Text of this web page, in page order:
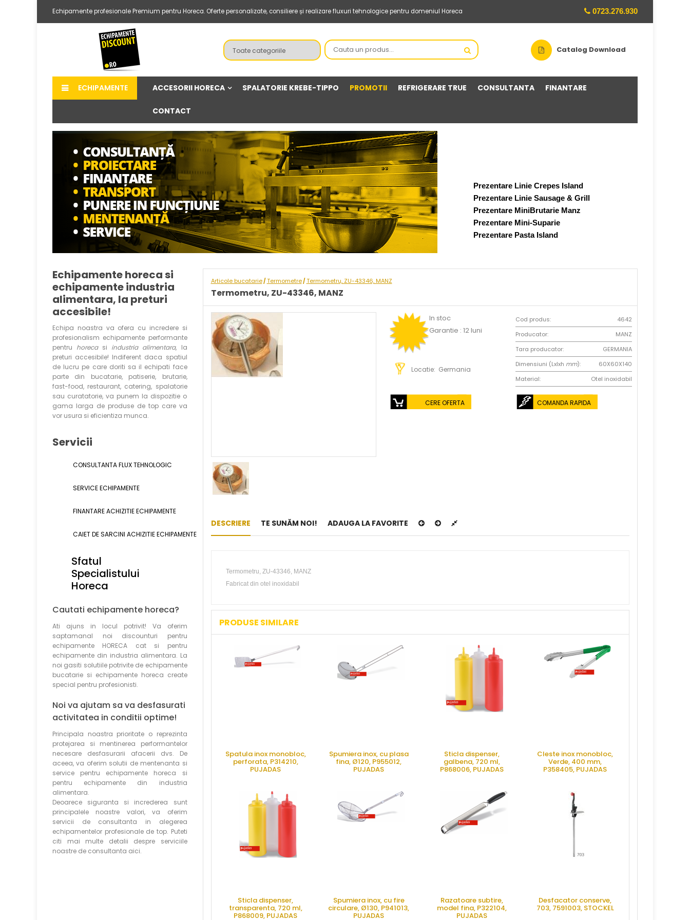
Echipamente profesionale Premium pentru Horeca. Oferte personalizate, consiliere și realizare fluxuri tehnologice pentru domeniul Horeca 0723.276.930
Catalog Download
ECHIPAMENTE ACCESORII HORECA SPALATORIE KREBE-TIPPO PROMOTII REFRIGERARE TRUE CONSULTANTA FINANTARE
CONTACT
Prezentare Linie Crepes Island
Prezentare Linie Sausage & Grill
Prezentare MiniBrutarie Manz
Prezentare Mini-Suparie
Prezentare Pasta Island
Echipamente horeca si
echipamente industria
alimentara, la preturi
accesibile!
Echipa noastra va ofera cu incredere si
profesionalism echipamente performante
pentru horecasi industria alimentara, la
preturi accesibile! Indiferent daca spatiul
de lucru pe care doriti sa il echipati face
parte din bucatarie, patiserie, brutarie,
fast-food, restaurant, catering, spalatorie
sau curatatorie, va punem la dispozitie o
gama larga de produse de top care va
vor usura si eficientiza munca.
Servicii
CONSULTANTA FLUX TEHNOLOGIC
SERVICE ECHIPAMENTE
FINANTARE ACHIZITIE ECHIPAMENTE
CAIET DE SARCINI ACHIZITIEECHIPAMENTE
Sfatul
Specialistului
Horeca
Cautati echipamente horeca?
Ati ajuns in locul potrivit! Va oferim
saptamanal noi discounturi pentru
echipamente HORECA cat si pentru
echipamente din industria alimentara. La
noi gasiti solutiile potrivite de echipamente
bucatarie si echipamente horeca create
special pentru profesionisti.
Noi va ajutam sa va desfasurati
activitatea in conditii optime!
Principala noastra prioritate o reprezinta
protejarea si mentinerea performantelor
necesare desfasurarii afacerii dvs. De
aceea, va oferim solutii de mentenanta si
service pentru echipamente horeca si
pentru echipamente din industria
alimentara.
Deoarece siguranta si increderea sunt
principalele noastre valori, va oferim
servicii de consultanta in alegerea
echipamentelor profesionale de top. Puteti
citi mai multe detalii despre serviciile
noastre de consultanta aici.
Articole bucatarie/Termometre/Termometru, ZU-43346, MANZ
Termometru, ZU-43346, MANZ
In stoc
Garantie : 12 luni
Locatie: Germania
Cod produs:
4642
Producator:
MANZ
Tara producator:
GERMANIA
Dimensiuni (Lxlxh mm):
60X60X140
Material:
Otel inoxidabil
CERE OFERTA COMANDA RAPIDA
DESCRIERE TE SUNĂM NOI! ADAUGA LA FAVORITE
Termometru, ZU-43346, MANZ
Fabricat din otel inoxidabil
PRODUSE SIMILARE
Spatula inox monobloc,
perforata, P314210,
PUJADAS
Sticla dispenser,
transparenta, 720 ml,
P868009, PUJADAS
Spumiera inox, cu plasa
fina, Ø120, P955012,
PUJADAS
Spumiera inox, cu fire
circulare, Ø130, P941013,
PUJADAS
Sticla dispenser,
galbena, 720 ml,
P868006, PUJADAS
Razatoare subtire,
model fina, P322104,
PUJADAS
Cleste inox monobloc,
Verde, 400 mm,
P358405, PUJADAS
Desfacator conserve,
703, 7591003, STOCKEL